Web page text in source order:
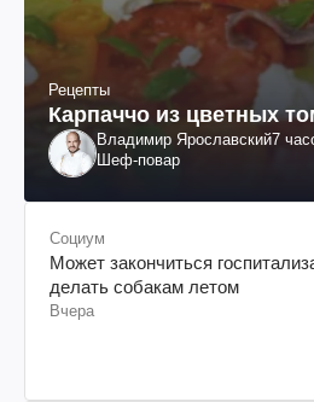
Рецепты
Карпаччо из цветных
Владимир Ярославский7
Шеф-повар
Социум
Может закончиться
делать собакам летом
Вчера